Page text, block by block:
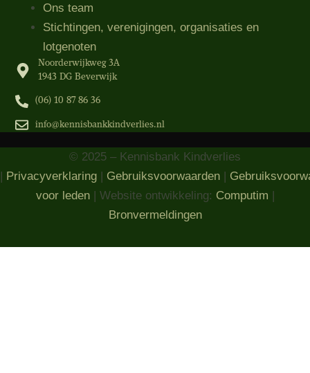
Ons team
Stichtingen, verenigingen, organisaties​ en
lotgenoten
Noorderwijkweg 3A
1943 DG Beverwijk
(06) 10 87 86 36‬
info@kennisbankkindverlies.nl
© 2025 – Kennisbank Kindverlies
| Privacyverklaring | Gebruiksvoorwaarden |
voor leden| Website ontwikkeling: Computim |
Bronvermeldingen